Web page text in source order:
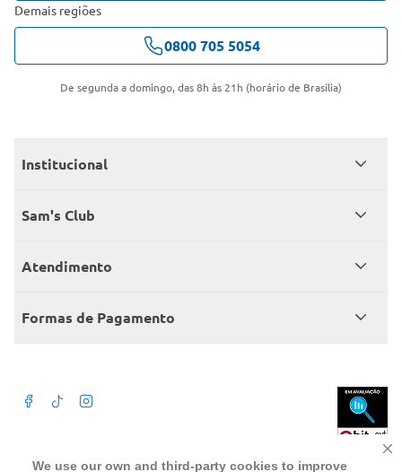
We use our own and third-party cookies to improve
Demais regiões
0800 705 5054
De segunda a domingo, das 8h às 21h (horário de Brasília)
Institucional
Quem somos
Encontre um Clube
Sam's Club
Seja sócio
Member’s Mark
Atendimento
Fale conosco
Atendimento em libras
Formas de Pagamento
Beba com moderação. A Venda e o consumo de bebida alcoólica são